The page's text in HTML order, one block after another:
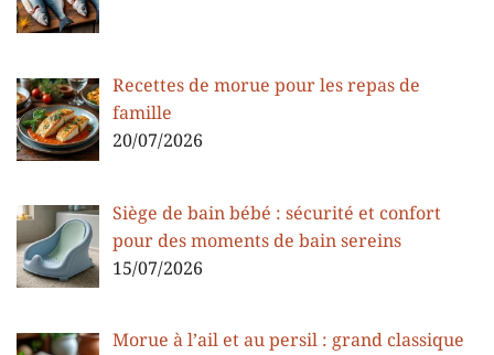
Recettes de morue pour les repas de
famille
20/07/2026
Siège de bain bébé : sécurité et confort
pour des moments de bain sereins
15/07/2026
Morue à l’ail et au persil : grand classique